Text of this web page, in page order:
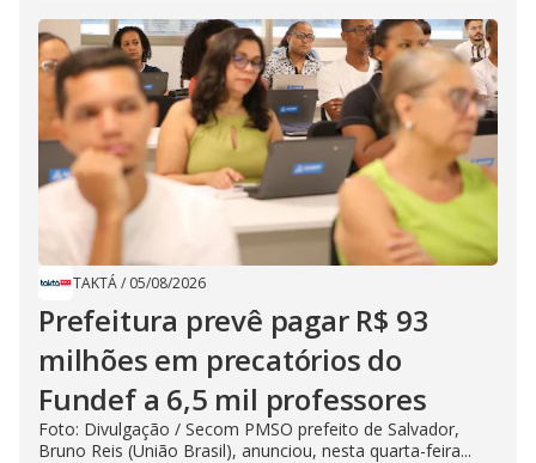
TAKTÁ/ 05/08/2026
Prefeitura prevê pagar R$ 93
milhões em precatórios do
Fundef a 6,5 mil professores
Foto: Divulgação / Secom PMSO prefeito de Salvador,
Bruno Reis (União Brasil), anunciou, nesta quarta-feira...